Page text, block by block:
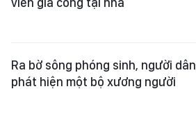
Ra bờ sông phóng sinh, người dân
phát hiện một bộ xương người